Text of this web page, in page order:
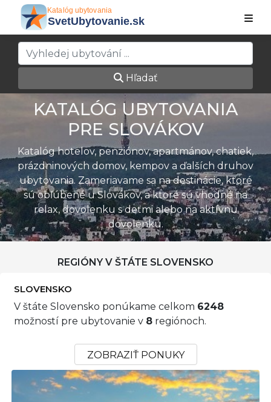
Hľadať
KATALÓG UBYTOVANIA
PRE SLOVÁKOV
Katalóg hotelov, penziónov, apartmánov, chatiek,
prázdninových domov, kempov a ďalších druhov
ubytovania. Zameriavame sa na destinácie, ktoré
sú obľúbené u Slovákov, a ktoré sú vhodné na
relax, dovolenku s deťmi alebo na aktívnu
dovolenku.
REGIÓNY V ŠTÁTE SLOVENSKO
SLOVENSKO
V štáte Slovensko ponúkame celkom 6248
možností pre ubytovanie v 8 regiónoch.
ZOBRAZIŤ PONUKY